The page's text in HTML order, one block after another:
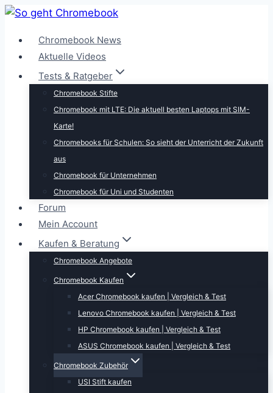
Zum
springenChromebook News
Aktuelle Videos
Tests & Ratgeber
Chromebook Stifte
Chromebook mit LTE: Die aktuell besten Laptops mit SIM-
Karte!
Chromebooks für Schulen: So sieht der Unterricht der Zukunft
aus
Chromebook für Unternehmen
Chromebook für Uni und Studenten
Forum
Mein Account
Kaufen & Beratung
Chromebook Angebote
Chromebook Kaufen
Acer Chromebook kaufen | Vergleich & Test
Lenovo Chromebook kaufen | Vergleich & Test
HP Chromebook kaufen | Vergleich & Test
ASUS Chromebook kaufen | Vergleich & Test
Chromebook Zubehör
USI Stift kaufen